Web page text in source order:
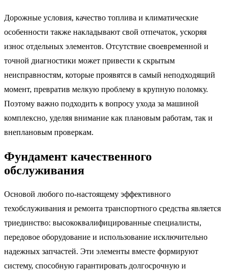
Дорожные условия, качество топлива и климатические
особенности также накладывают свой отпечаток, ускоряя
износ отдельных элементов. Отсутствие своевременной и
точной диагностики может привести к скрытым
неисправностям, которые проявятся в самый неподходящий
момент, превратив мелкую проблему в крупную поломку.
Поэтому важно подходить к вопросу ухода за машиной
комплексно, уделяя внимание как плановым работам, так и
внеплановым проверкам.
Фундамент качественного
обслуживания
Основой любого по-настоящему эффективного
техобслуживания и ремонта транспортного средства является
триединство: высококвалифицированные специалисты,
передовое оборудование и использование исключительно
надежных запчастей. Эти элементы вместе формируют
систему, способную гарантировать долгосрочную и